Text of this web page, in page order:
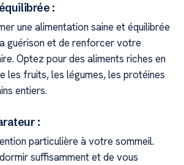
:
une alimentation saine et équilibrée
guérison et de renforcer votre
Optez pour des aliments riches en
les fruits, les légumes, les protéines
entiers.
:
particulière à votre sommeil.
suffisamment et de vous